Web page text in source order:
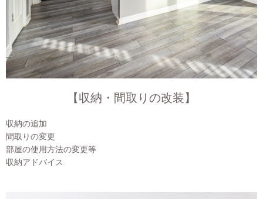
【収納・間取りの改装】
収納の追加
間取りの変更
部屋の使用方法の変更等
収納アドバイス